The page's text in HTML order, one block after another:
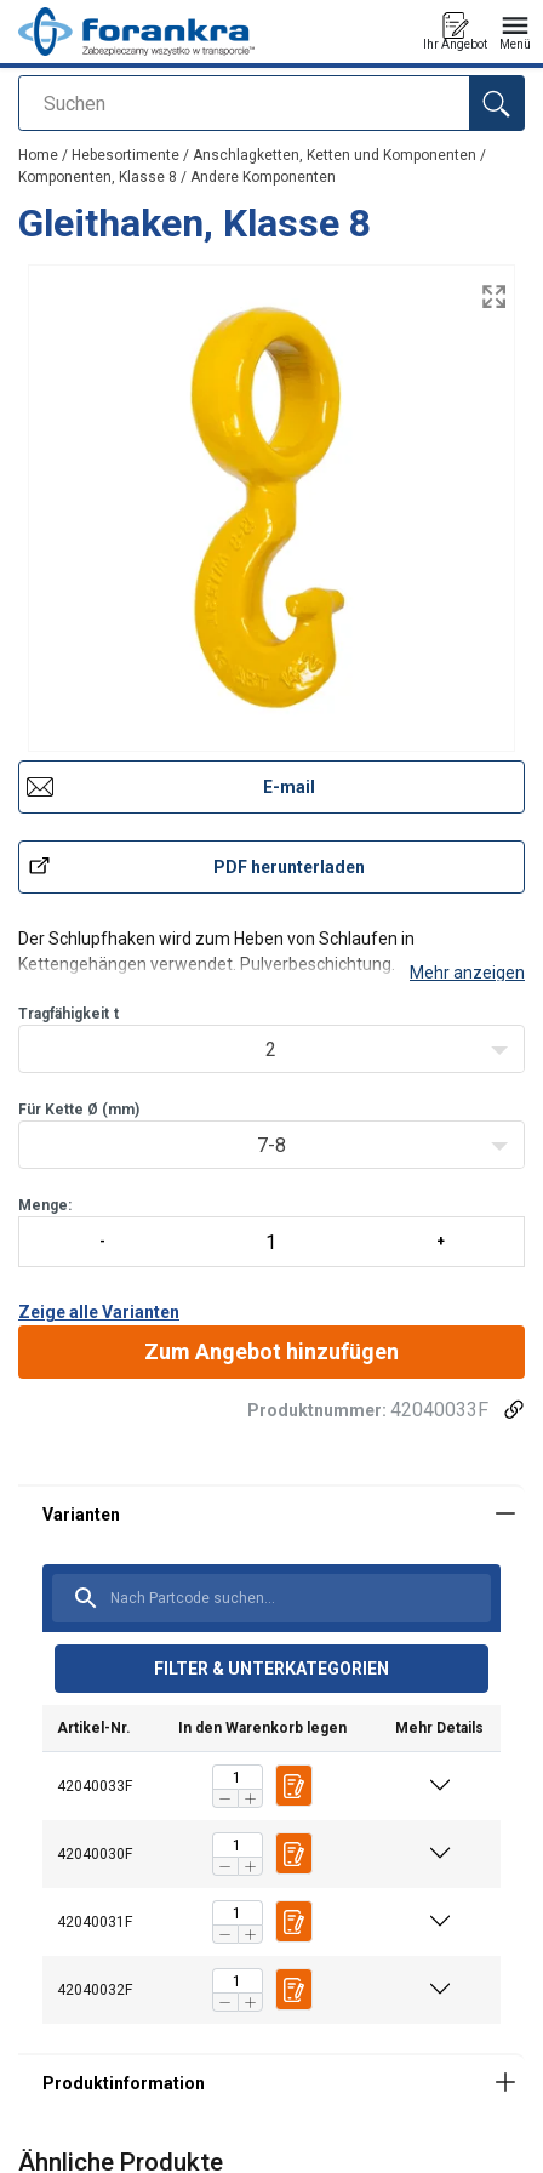
Suchen
Ihr Angebot Menü
Anfragen
Home / Hebesortimente / Anschlagketten, Ketten und Komponenten /
Komponenten, Klasse 8 / Andere Komponenten
Gleithaken, Klasse 8
E-mail
PDF herunterladen
Der Schlupfhaken wird zum Heben von Schlaufen in
Kettengehängen verwendet. Pulverbeschichtung.
Mehr anzeigen
Tragfähigkeit t
2
Für Kette Ø (mm)
7-8
Menge:
Zeige alle Varianten
Zum Angebot hinzufügen
Produktnummer: 42040033F
FILTER & UNTERKATEGORIEN
Artikel-Nr. In den Warenkorb legen Mehr Details
42040033F
42040030F
42040031F
42040032F
Temperaturbereich:
Sicherheitsbeiwert:
Ähnliche Produkte
cookie